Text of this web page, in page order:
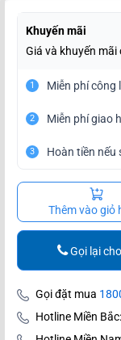
Khuyến mãi
Giá và khuyến
1 Miễn phí công
2 Miễn phí giao
3 Hoàn tiền nếu
Thêm vào giỏ
Gọi lại
Gọi đặt mua
Hotline Miền Bắc: